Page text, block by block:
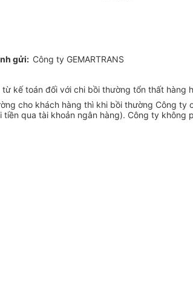
gửi: Công ty GEMARTRANS
kế toán đối với chi bồi thường tổn thất hàng
cho khách hàng thì khi bồi thường Công
qua tài khoản ngân hàng). Công ty